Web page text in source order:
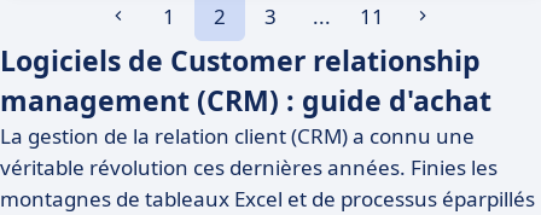
1 2 3 ... 11
Logiciels de Customer relationship
management (CRM) : guide d'achat
La gestion de la relation client (CRM) a connu une
véritable révolution ces dernières années. Finies les
montagnes de tableaux Excel et de processus éparpillés